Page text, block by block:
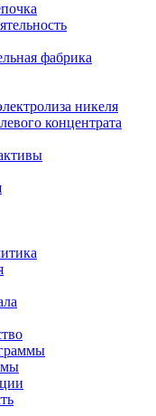
фабрика
никеля
концентрата